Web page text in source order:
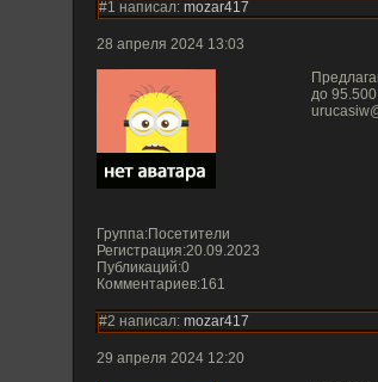
#1 написал: mozar417
28 апреля 2024 13:03
Группа:Посетители
Регистрация:20.09.2023
Публикаций:0
Комментариев:161
до
#2 написал: mozar417
29 апреля 2024 12:20